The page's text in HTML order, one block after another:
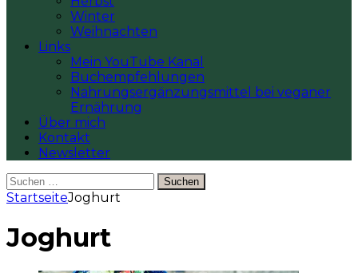
Winter
Weihnachten
Links
Mein YouTube Kanal
Buchempfehlungen
Nahrungsergänzungsmittel bei veganer
Ernährung
Über mich
Kontakt
Newsletter
Suchen
nach:
StartseiteJoghurt
Joghurt